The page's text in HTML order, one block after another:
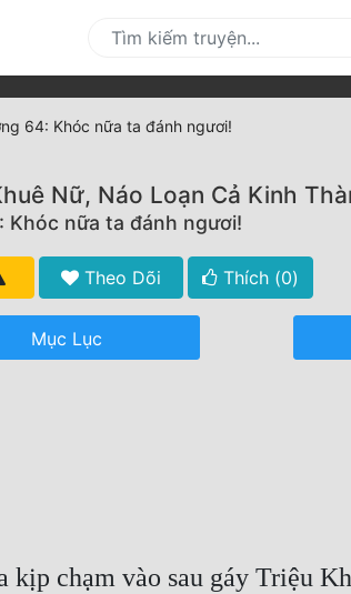
64: Khóc nữa ta đánh ngươi!
Nữ, Náo Loạn Cả Kinh
Khóc nữa ta đánh ngươi!
Theo Dõi Thích (0)
Mục Lục
chạm vào sau gáy Triệu